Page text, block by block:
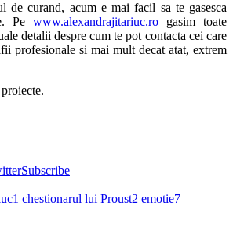
de curand, acum e mai facil sa te gasesca
Pe www.alexandrajitariuc.ro gasim toate
detalii despre cum te pot contacta cei care
profesionale si mai mult decat atat, extrem
Subscribe
1 chestionarul lui Proust2 emotie7